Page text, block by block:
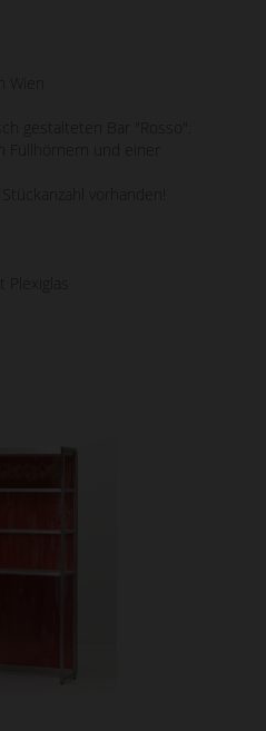
gestalteten Bar "Rosso".
Füllhörnern und einer
vorhanden!